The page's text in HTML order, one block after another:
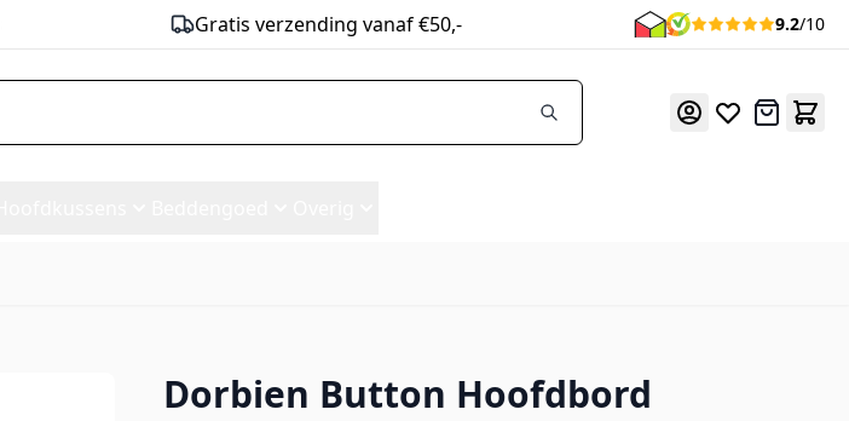
Gratis verzending vanaf €50,- 9.2/10
Offerte
Dorbien Button Hoofdbord